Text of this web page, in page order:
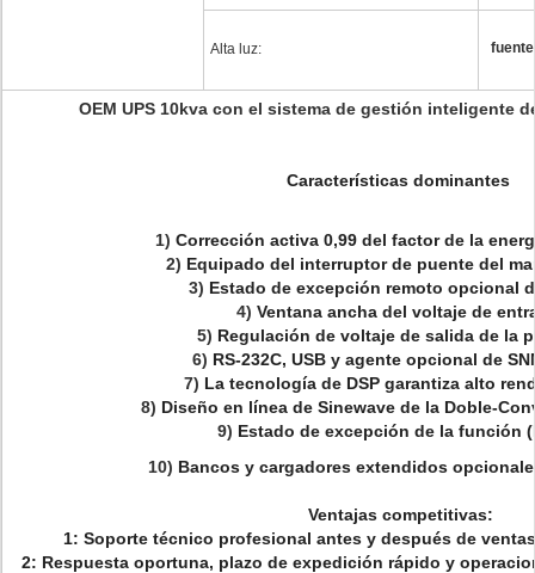
Alta luz:
OEM UPS 10kva con el sistema de gestión inteligente
Características dominantes
1) Corrección activa 0,99 del factor de la
2) Equipado del interruptor de puente del
3) Estado de excepción remoto opcional
4) Ventana ancha del voltaje de
5) Regulación de voltaje de salida de la
6) RS-232C, USB y agente opcional de
7) La tecnología de DSP garantiza alto
8) Diseño en línea de Sinewave de la Doble-
9) Estado de excepción de la función
10) Bancos y cargadores extendidos
Ventajas competitivas:
1: Soporte técnico profesional antes y
2: Respuesta oportuna, plazo de expedición rápido y